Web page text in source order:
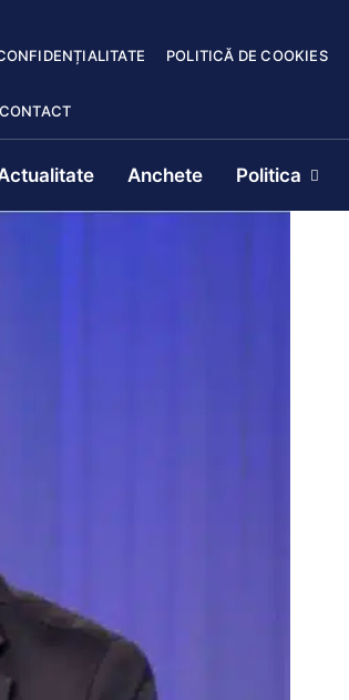
POLITICĂ DE COOKIES
CONTACT
Anchete Politica